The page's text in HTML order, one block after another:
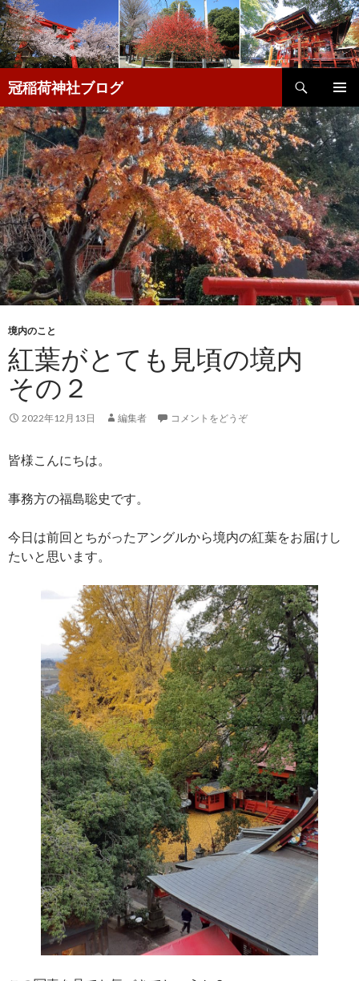
冠稲荷神社ブログ
索
メインメ
ニュー
ン
テ
ン
ツ
へ
移
動
境内のこと
紅葉がとても見頃の境内
その２
2022年12月13日 編集者 コメントをどうぞ
皆様こんにちは。
事務方の福島聡史です。
今日は前回とちがったアングルから境内の紅葉をお届けし
たいと思います。